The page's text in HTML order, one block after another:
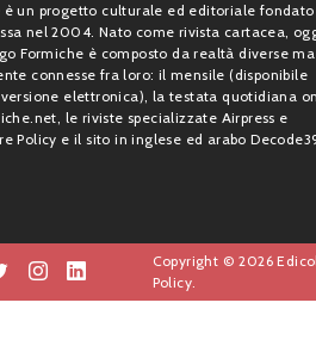
è un progetto culturale ed editoriale fondato
nel 2004. Nato come rivista cartacea,
Formiche è composto da realtà diverse ma
connesse fra loro: il mensile (disponibile
elettronica), la testata quotidiana
le riviste specializzate Airpress e
Policy e il sito in inglese ed arabo
Copyright © 2026
Policy.